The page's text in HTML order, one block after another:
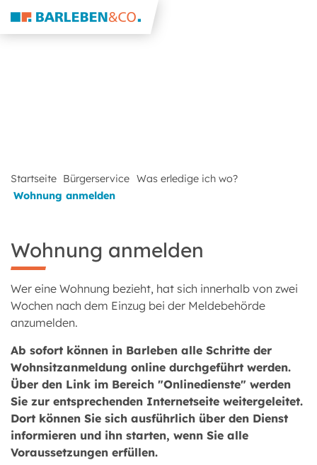
Startseite Bürgerservice Was erledige ich wo?
Wohnung anmelden
Wohnung anmelden
Wer eine Wohnung bezieht, hat sich innerhalb von zwei
Wochen nach dem Einzug bei der Meldebehörde
anzumelden.
Ab sofort können in Barleben alle Schritte der
Wohnsitzanmeldung online durchgeführt werden.
Über den Link im Bereich "Onlinedienste" werden
Sie zur entsprechenden Internetseite weitergeleitet.
Dort können Sie sich ausführlich über den Dienst
informieren und ihn starten, wenn Sie alle
Voraussetzungen erfüllen.